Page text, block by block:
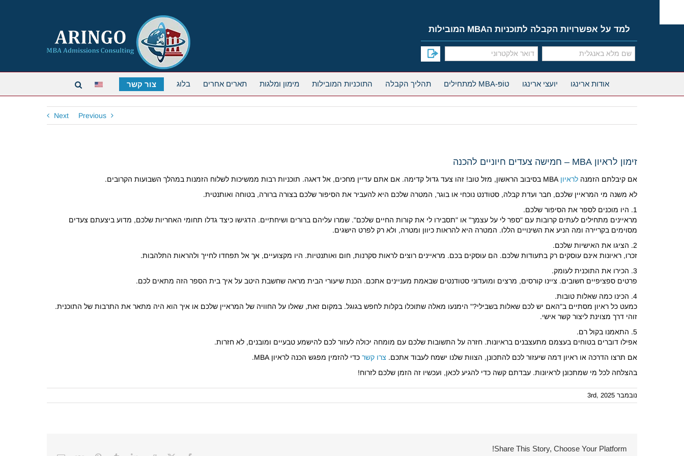
content
למד על אפשרויות הקבלה לתוכניות הMBA המובילות
אודות ארינגו יועצי ארינגו טוֹפּ-MBA למתחילים תהליך הקבלה התוכניות המובילות מימון ומלגות תארים אחרים בלוג צור קשר
Previous
Next
זימון לראיון MBA – חמישה צעדים חיוניים להכנה
אם קיבלתם הזמנה לראיון
לא משנה מי המראיין שלכם, חבר ועדת קבלה, סטודנט נוכחי או בוגר, המטרה שלכם היא להעביר את הסיפור שלכם בצורה ברורה, בטוחה ואותנטית.
1. היו מוכנים לספר את הסיפור שלכם.
מראיינים מתחילים לעתים קרובות עם "ספר לי על עצמך" או "תסבירו לי את קורות החיים שלכם". שמרו עליהם ברורים ושיחתיים. הדגישו כיצד גדלו תחומי האחריות שלכם, מדוע ביצעתם צעדים
מסוימים בקריירה ומה הניע את השינויים הללו. המטרה היא להראות כיוון ומטרה, ולא רק לפרט הישגים.
2. הציגו את האישיות שלכם.
זכרו, ראיונות אינם עוסקים רק בתעודות שלכם. הם עוסקים בכם. מראיינים רוצים לראות סקרנות, חום ואותנטיות. היו מקצועיים, אך אל תפחדו לחייך ולהראות התלהבות.
3. הכירו את התוכנית לעומק.
פרטים ספציפיים חשובים. ציינו קורסים, מרצים ומועדוני סטודנטים שבאמת מעניינים אתכם. הכנת שיעורי הבית מראה שחשבת היטב על איך בית הספר הזה מתאים לכם.
4. הכינו כמה שאלות טובות.
כמעט כל ראיון מסתיים ב"האם יש לכם שאלות בשבילי?" הימנעו מאלה שתוכלו בקלות לחפש בגוגל. במקום זאת, שאלו על החוויה של המראיין שלכם או איך הוא היה מתאר את התרבות של התוכנית.
זוהי דרך מצוינת ליצור קשר אישי.
5. התאמנו בקול רם.
אפילו דוברים בטוחים בעצמם מתעצבנים בראיונות. חזרה על התשובות שלכם עם מומחה יכולה לעזור לכם להישמע טבעיים ומובנים, לא חזרות.
אם תרצו הדרכה או ראיון דמה שיעזור לכם להתכונן, הצוות שלנו ישמח לעבוד אתכם. צרו קשר כדי להזמין מפגש הכנה לראיון MBA.
בהצלחה לכל מי שמתכונן לראיונות. עבדתם קשה כדי להגיע לכאן, ועכשיו זה הזמן שלכם לזרוח!
נובמבר 3rd, 2025
Share This Story, Choose Your Platform!